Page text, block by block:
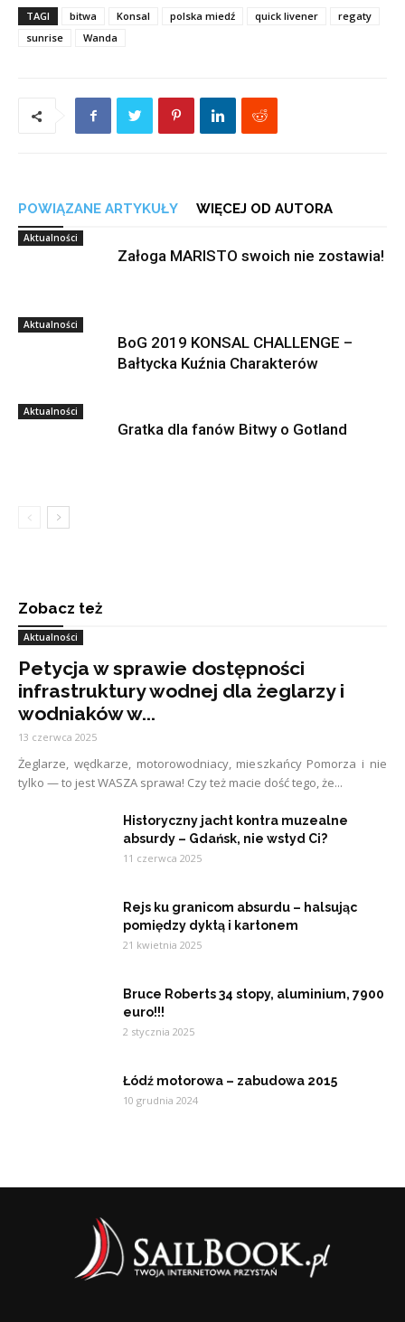
TAGI bitwa Konsal polska miedź quick livener
regaty
sunrise
Wanda
POWIĄZANE ARTYKUŁY WIĘCEJ OD AUTORA
Aktualności
Załoga MARISTO swoich nie zostawia!
Aktualności
BoG 2019 KONSAL CHALLENGE –
Bałtycka Kuźnia Charakterów
Aktualności
Gratka dla fanów Bitwy o Gotland
Zobacz też
Aktualności
Petycja w sprawie dostępności
infrastruktury wodnej dla żeglarzy i
wodniaków w...
13 czerwca 2025
Żeglarze, wędkarze, motorowodniacy, mieszkańcy Pomorza i nie
tylko — to jest WASZA sprawa! Czy też macie dość tego, że...
Historyczny jacht kontra muzealne
absurdy – Gdańsk, nie wstyd Ci?
11 czerwca 2025
Rejs ku granicom absurdu – halsując
pomiędzy dyktą i kartonem
21 kwietnia 2025
Bruce Roberts 34 stopy, aluminium, 7900
euro!!!
2 stycznia 2025
Łódź motorowa – zabudowa 2015
10 grudnia 2024